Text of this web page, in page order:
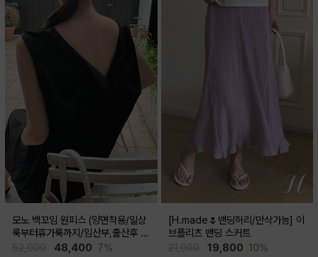
모노 백꼬임 원피스 (양면착용/일상
룩부터휴가룩까지/임산부,출산후 가
48,400 7%
[H.made🌷밴딩허리/만삭가능] 이
브플리츠 밴딩 스커트
19,800 10%